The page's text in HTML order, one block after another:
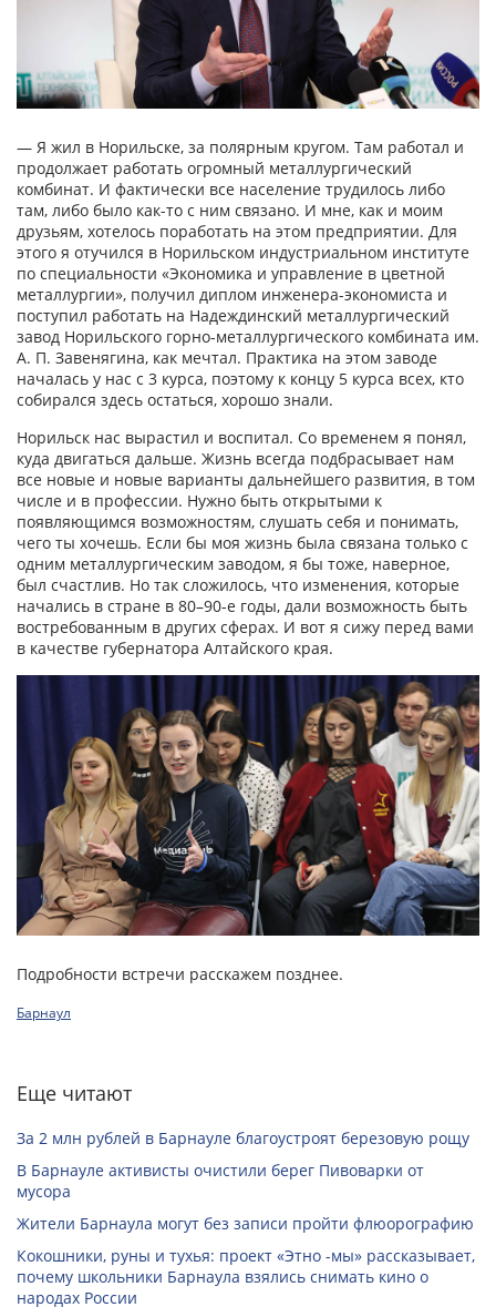
— Я жил в Норильске, за полярным кругом. Там работал и
продолжает работать огромный металлургический
комбинат. И фактически все население трудилось либо
там, либо было как-то с ним связано. И мне, как и моим
друзьям, хотелось поработать на этом предприятии. Для
этого я отучился в Норильском индустриальном институте
по специальности «Экономика и управление в цветной
металлургии», получил диплом инженера-экономиста и
поступил работать на Надеждинский металлургический
завод Норильского горно-металлургического комбината им.
А. П. Завенягина, как мечтал. Практика на этом заводе
началась у нас с 3 курса, поэтому к концу 5 курса всех, кто
собирался здесь остаться, хорошо знали.
Норильск нас вырастил и воспитал. Со временем я понял,
куда двигаться дальше. Жизнь всегда подбрасывает нам
все новые и новые варианты дальнейшего развития, в том
числе и в профессии. Нужно быть открытыми к
появляющимся возможностям, слушать себя и понимать,
чего ты хочешь. Если бы моя жизнь была связана только с
одним металлургическим заводом, я бы тоже, наверное,
был счастлив. Но так сложилось, что изменения, которые
начались в стране в 80–90-е годы, дали возможность быть
востребованным в других сферах. И вот я сижу перед вами
в качестве губернатора Алтайского края.
Подробности встречи расскажем позднее.
Барнаул
Еще читают
За 2 млн рублей в Барнауле благоустроят березовую рощу
В Барнауле активисты очистили берег Пивоварки от
мусора
Жители Барнаула могут без записи пройти флюорографию
Кокошники, руны и тухья: проект «Этно -мы» рассказывает,
почему школьники Барнаула взялись снимать кино о
народах России